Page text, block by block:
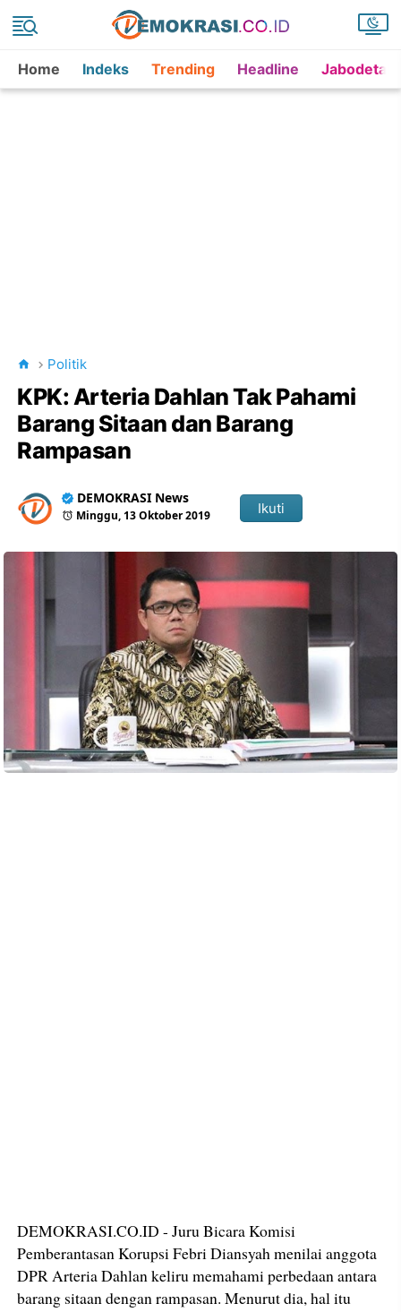
Home Indeks Trending Headline
Politik
KPK: Arteria Dahlan Tak Pahami
Barang Sitaan dan Barang
Rampasan
DEMOKRASI News
Minggu, 13 Oktober 2019 Ikuti
DEMOKRASI.CO.ID - Juru Bicara Komisi
Pemberantasan Korupsi Febri Diansyah menilai anggota
DPR Arteria Dahlan keliru memahami perbedaan antara
barang sitaan dengan rampasan. Menurut dia, hal itu